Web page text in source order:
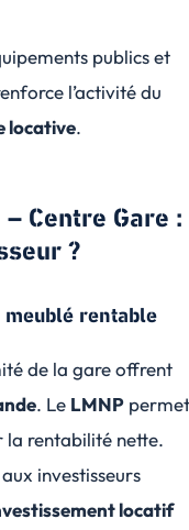
publics et
l’activité du
locative.
Centre Gare :
?
rentable
de la gare offrent
. Le LMNP permet
la rentabilité nette.
investisseurs
locatif